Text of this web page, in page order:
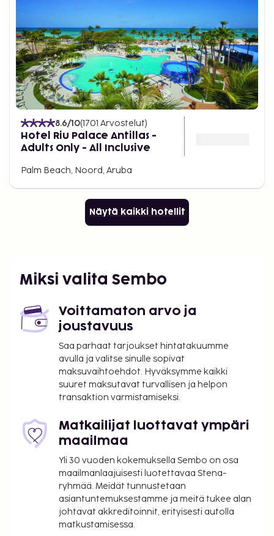
8.6/10(1701 Arvostelut)
Hotel Riu Palace Antillas -
Adults Only - All Inclusive
Palm Beach, Noord, Aruba
Näytä kaikki hotellit
Miksi valita Sembo
Voittamaton arvo ja
joustavuus
Saa parhaat tarjoukset hintatakuumme
avulla ja valitse sinulle sopivat
maksuvaihtoehdot. Hyväksymme kaikki
suuret maksutavat turvallisen ja helpon
transaktion varmistamiseksi.
Matkailijat luottavat ympäri
maailmaa
Yli 30 vuoden kokemuksella Sembo on osa
maailmanlaajuisesti luotettavaa Stena-
ryhmää. Meidät tunnustetaan
asiantuntemuksestamme ja meitä tukee alan
johtavat akkreditoinnit, erityisesti autolla
matkustamisessa.